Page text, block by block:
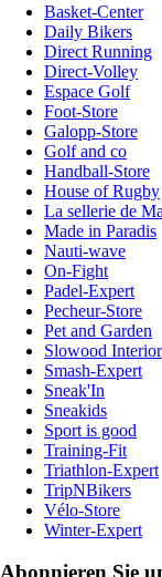
Basket-Center
Daily Bikers
Direct Running
Direct-Volley
Espace Golf
Foot-Store
Galopp-Store
Golf and co
Handball-Store
House of Rugby
La sellerie de
Made in Paradis
Nauti-wave
On-Fight
Padel-Expert
Pecheur-Store
Pet and Garden
Slowood Interior
Smash-Expert
Sneak'In
Sneakids
Sport is good
Training-Fit
Triathlon-Expert
TripNBikers
Vélo-Store
Winter-Expert